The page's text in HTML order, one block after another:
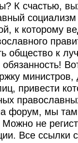
К счастью,
к которому
общество к
министров,
привести
форум, мы
не
Все ссылки